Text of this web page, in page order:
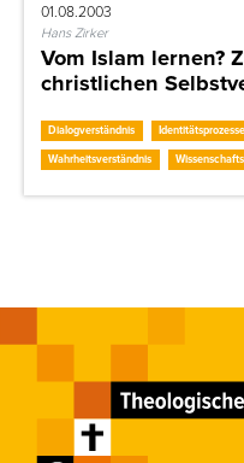
01.08.2003
Hans Zirker
Vom Islam lernen?
christlichen
Dialogverständnis Identitätsprozesse
Wahrheitsverständnis